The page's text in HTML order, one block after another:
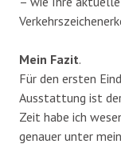
Mein Fazit.
Für den ersten
Ausstattung ist
Zeit habe ich
genauer unter